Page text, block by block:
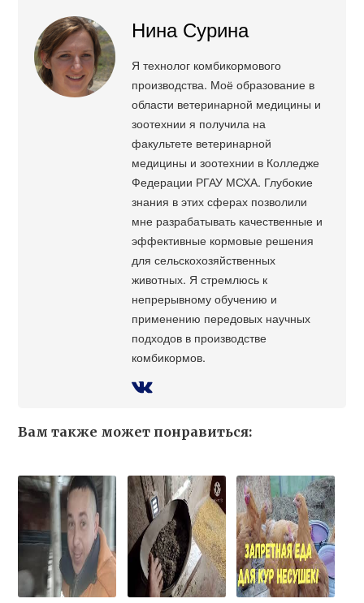
Нина Сурина
Я технолог комбикормового
производства. Моё образование в
области ветеринарной медицины и
зоотехнии я получила на
факультете ветеринарной
медицины и зоотехнии в Колледже
Федерации РГАУ МСХА. Глубокие
знания в этих сферах позволили
мне разрабатывать качественные и
эффективные кормовые решения
для сельскохозяйственных
животных. Я стремлюсь к
непрерывному обучению и
применению передовых научных
подходов в производстве
комбикормов.
Вам также может понравиться: